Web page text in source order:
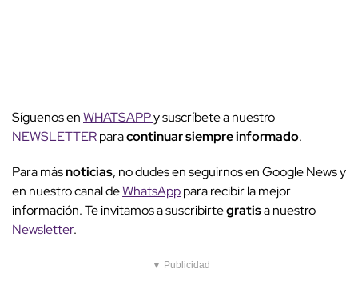
Síguenos enWHATSAPPy suscríbete a nuestro
NEWSLETTERparacontinuar siempre informado.
Para másnoticias, no dudes en seguirnos en Google News y
en nuestro canal deWhatsApppara recibir la mejor
información. Te invitamos a suscribirtegratisa nuestro
Newsletter.
▼ Publicidad